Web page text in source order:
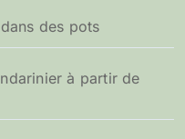
des pots
à partir de